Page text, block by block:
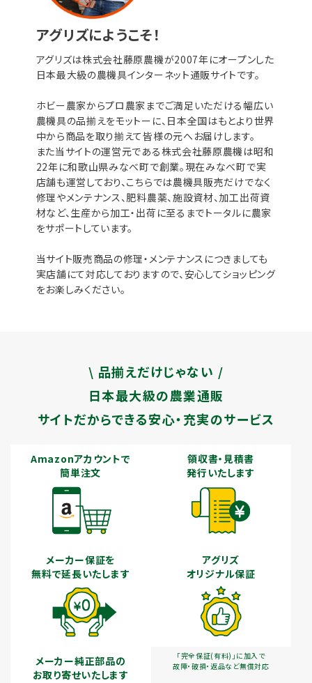
アグリズにようこそ！
アグリズは株式会社藤原農機が2007年にオープンした
日本最大級の農機具インターネット通販サイトです。
ホビー農家からプロ農家までご満足いただける幅広い
農機具の品揃えをモットーに、日本全国はもとより世界
中から商品を取り揃えて皆様の元へお届けします。
また当サイトの運営元である株式会社藤原農機は昭和
22年に和歌山県みなべ町で創業。現在みなべ町で実
店舗も運営しており、こちらでは農機具販売だけでなく
修理やメンテナンス、肥料農薬、施設資材、加工出荷資
材など、生産から加工・出荷に至るまでトータルに農家
をサポートしています。
当サイト販売商品の修理・メンテナンスにつきましても
実店舗にて対応しておりますので、安心してショッピング
をお楽しみください。
\ 品揃えだけじゃない /
日本最大級の農業通販
サイトだからできる安心・充実のサービス
Amazonアカウントで
簡単注文
領収書・見積書
発行いたします
メーカー保証を
無料で延長いたします
アグリズ
オリジナル保証
「完全保証(有料)」に加入で
故障・破損・返品など無償対応
メーカー純正部品の
お取り寄せいたします